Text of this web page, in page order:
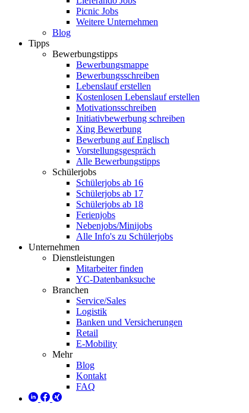
Picnic Jobs
Weitere Unternehmen
Blog
Tipps
Bewerbungstipps
Bewerbungsmappe
Bewerbungsschreiben
Lebenslauf erstellen
Kostenlosen Lebenslauf erstellen
Motivationsschreiben
Initiativbewerbung schreiben
Xing Bewerbung
Bewerbung auf Englisch
Vorstellungsgespräch
Alle Bewerbungstipps
Schülerjobs
Schülerjobs ab 16
Schülerjobs ab 17
Schülerjobs ab 18
Ferienjobs
Nebenjobs/Minijobs
Alle Info's zu Schülerjobs
Unternehmen
Dienstleistungen
Mitarbeiter finden
YC-Datenbanksuche
Branchen
Service/Sales
Logistik
Banken und Versicherungen
Retail
E-Mobility
Mehr
Blog
Kontakt
FAQ